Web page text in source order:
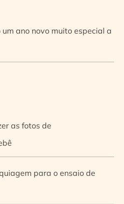
ano novo muito especial a
as fotos de
para o ensaio de